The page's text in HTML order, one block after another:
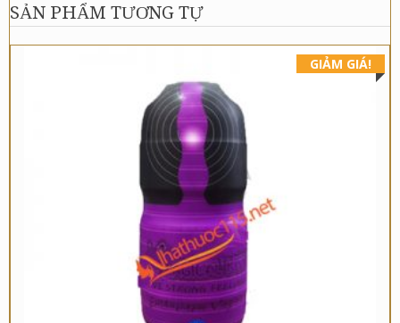
SẢN PHẨM TƯƠNG TỰ
GIẢM GIÁ!